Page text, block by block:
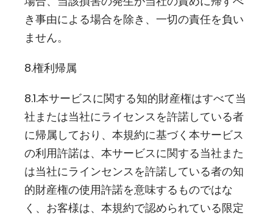
き事由による場合を除き、一切の責任を負い
ません。
8.権利帰属
8.1.本サービスに関する知的財産権はすべて当
社または当社にライセンスを許諾している者
に帰属しており、本規約に基づく本サービス
の利用許諾は、本サービスに関する当社また
は当社にラインセンスを許諾している者の知
的財産権の使用許諾を意味するものではな
く、お客様は、本規約で認められている限定